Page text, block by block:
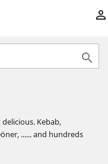


Kebab,
...... and hundreds